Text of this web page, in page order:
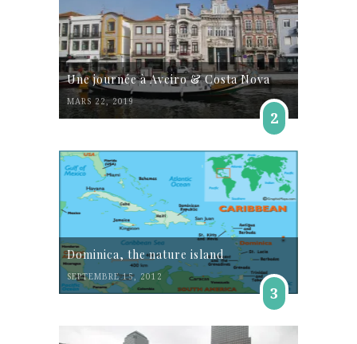
Une journée à Aveiro & Costa Nova
MARS 22, 2019
2
Dominica, the nature island
SEPTEMBRE 15, 2012
3